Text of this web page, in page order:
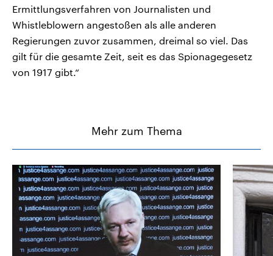
Ermittlungsverfahren von Journalisten und
Whistleblowern angestoßen als alle anderen
Regierungen zuvor zusammen, dreimal so viel. Das
gilt für die gesamte Zeit, seit es das Spionagegesetz
von 1917 gibt.“
Mehr zum Thema